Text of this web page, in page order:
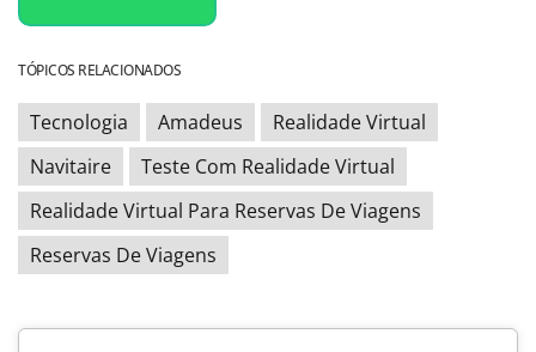
TÓPICOS RELACIONADOS
Tecnologia Amadeus
Realidade Virtual
Navitaire
Teste Com Realidade Virtual
Realidade Virtual Para Reservas De Viagens
Reservas De Viagens